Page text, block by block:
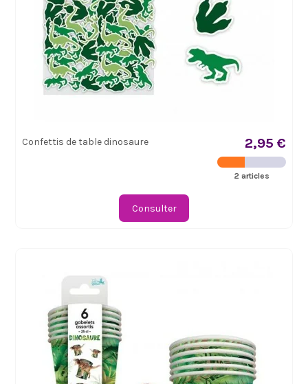
Confettis de table dinosaure 2,95 €
2 articles
Consulter